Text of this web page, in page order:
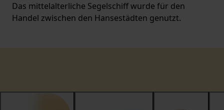
Das mittelalterliche Segelschiff wurde für den
Handel zwischen den Hansestädten genutzt.